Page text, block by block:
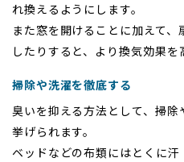
れ換えるようにします。
また窓を開けることに加えて
したりすると、より換気効果を
掃除や洗濯を徹底する
臭いを抑える方法として、掃
挙げられます。
ベッドなどの布類にはとくに